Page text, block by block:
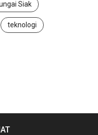
Siak
teknologi